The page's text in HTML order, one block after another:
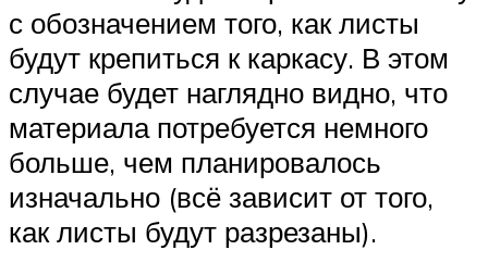
с обозначением того, как листы
будут крепиться к каркасу. В этом
случае будет наглядно видно, что
материала потребуется немного
больше, чем планировалось
изначально (всё зависит от того,
как листы будут разрезаны).